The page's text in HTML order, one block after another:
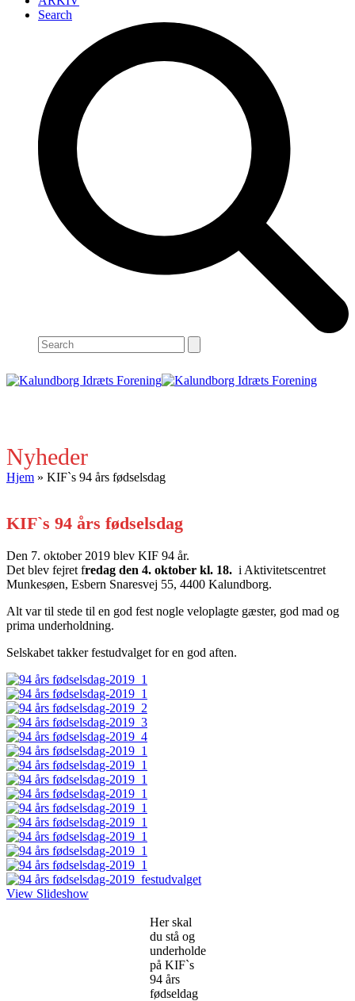
Search
Search
Nyheder
Hjem » KIF`s 94 års fødselsdag
KIF`s 94 års fødselsdag
Den 7. oktober 2019 blev KIF 94 år.
Det blev fejret fredag den 4. oktober kl. 18. i Aktivitetscentret
Munkesøen, Esbern Snaresvej 55, 4400 Kalundborg.
Alt var til stede til en god fest nogle veloplagte gæster, god mad og
prima underholdning.
Selskabet takker festudvalget for en god aften.
View Slideshow
Her skal
du stå og
underholde
på KIF`s
94 års
fødseldag